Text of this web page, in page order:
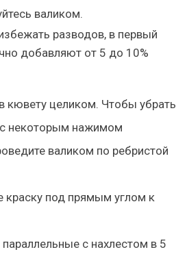
валиком.
разводов, в первый
добавляют от 5 до 10%
кювету целиком. Чтобы убрать
некоторым нажимом
валиком по ребристой
краску под прямым углом к
с нахлестом в 5